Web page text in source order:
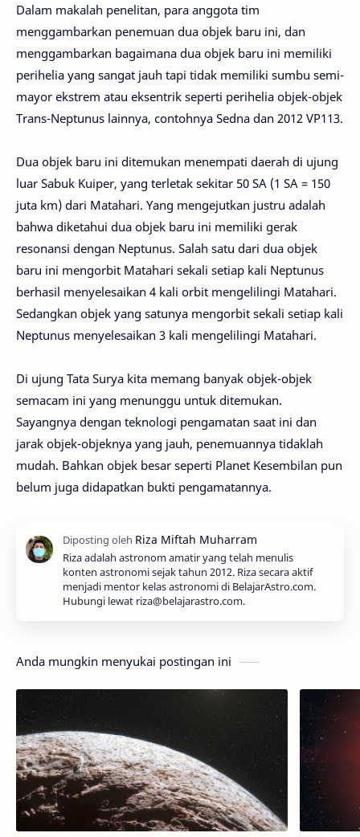
Dalam makalah penelitan, para anggota tim
menggambarkan penemuan dua objek baru ini, dan
menggambarkan bagaimana dua objek baru ini memiliki
perihelia yang sangat jauh tapi tidak memiliki sumbu semi-
mayor ekstrem atau eksentrik seperti perihelia objek-objek
Trans-Neptunus lainnya, contohnya Sedna dan 2012 VP113.
Dua objek baru ini ditemukan menempati daerah di ujung
luar Sabuk Kuiper, yang terletak sekitar 50 SA (1 SA = 150
juta km) dari Matahari. Yang mengejutkan justru adalah
bahwa diketahui dua objek baru ini memiliki gerak
resonansi dengan Neptunus. Salah satu dari dua objek
baru ini mengorbit Matahari sekali setiap kali Neptunus
berhasil menyelesaikan 4 kali orbit mengelilingi Matahari.
Sedangkan objek yang satunya mengorbit sekali setiap kali
Neptunus menyelesaikan 3 kali mengelilingi Matahari.
Di ujung Tata Surya kita memang banyak objek-objek
semacam ini yang menunggu untuk ditemukan.
Sayangnya dengan teknologi pengamatan saat ini dan
jarak objek-objeknya yang jauh, penemuannya tidaklah
mudah. Bahkan objek besar seperti Planet Kesembilan pun
belum juga didapatkan bukti pengamatannya.
Riza adalah astronom amatir yang telah menulis
konten astronomi sejak tahun 2012. Riza secara aktif
menjadi mentor kelas astronomi di BelajarAstro.com.
Hubungi lewat riza@belajarastro.com.
Anda mungkin menyukai postingan ini